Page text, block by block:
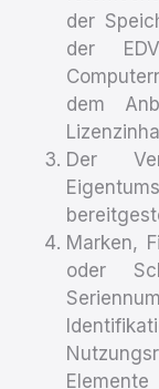
der
der
dem
Der
Marken,
oder